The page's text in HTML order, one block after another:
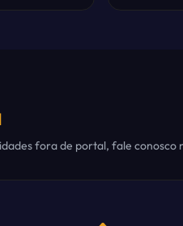
fora de portal, fale conosco